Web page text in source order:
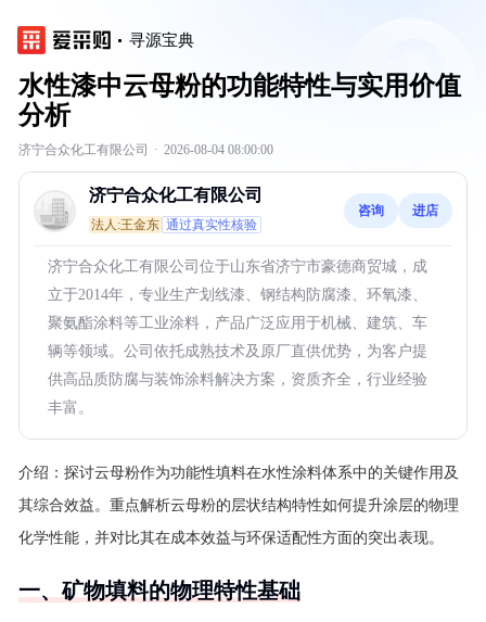
寻源宝典
水性漆中云母粉的功能特性与实用价值
分析
济宁合众化工有限公司 · 2026-08-04 08:00:00
济宁合众化工有限公司
法人:王金东 通过真实性核验
咨询 进店
济宁合众化工有限公司位于山东省济宁市豪德商贸城，成
立于2014年，专业生产划线漆、钢结构防腐漆、环氧漆、
聚氨酯涂料等工业涂料，产品广泛应用于机械、建筑、车
辆等领域。公司依托成熟技术及原厂直供优势，为客户提
供高品质防腐与装饰涂料解决方案，资质齐全，行业经验
丰富。
介绍： 探讨云母粉作为功能性填料在水性涂料体系中的关键作用及
其综合效益。重点解析云母粉的层状结构特性如何提升涂层的物理
化学性能，并对比其在成本效益与环保适配性方面的突出表现。
一、矿物填料的物理特性基础